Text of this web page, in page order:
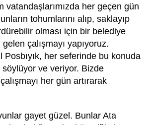
vatandaşlarımızda her geçen gün
tohumlarını alıp, saklayıp
olması için bir belediye
çalışmayı yapıyoruz.
Posbıyık, her seferinde bu konuda
ve veriyor. Bizde
her gün artırarak
gayet güzel. Bunlar Ata